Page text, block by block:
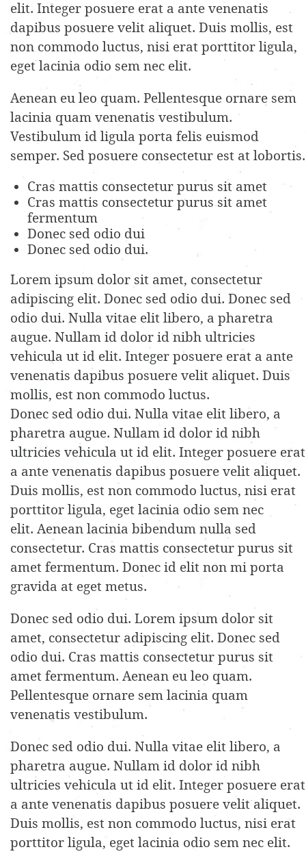
elit. Integer posuere erat a ante venenatis
dapibus posuere velit aliquet. Duis mollis, est
non commodo luctus, nisi erat porttitor ligula,
eget lacinia odio sem nec elit.
Aenean eu leo quam. Pellentesque ornare sem
lacinia quam venenatis vestibulum.
Vestibulum id ligula porta felis euismod
semper. Sed posuere consectetur est at lobortis.
Cras mattis consectetur purus sit amet
Cras mattis consectetur purus sit amet
fermentum
Donec sed odio dui
Donec sed odio dui.
Lorem ipsum dolor sit amet, consectetur
adipiscing elit. Donec sed odio dui. Donec sed
odio dui. Nulla vitae elit libero, a pharetra
augue. Nullam id dolor id nibh ultricies
vehicula ut id elit. Integer posuere erat a ante
venenatis dapibus posuere velit aliquet. Duis
mollis, est non commodo luctus.
Donec sed odio dui. Nulla vitae elit libero, a
pharetra augue. Nullam id dolor id nibh
ultricies vehicula ut id elit. Integer posuere erat
a ante venenatis dapibus posuere velit aliquet.
Duis mollis, est non commodo luctus, nisi erat
porttitor ligula, eget lacinia odio sem nec
elit. Aenean lacinia bibendum nulla sed
consectetur. Cras mattis consectetur purus sit
amet fermentum. Donec id elit non mi porta
gravida at eget metus.
Donec sed odio dui. Lorem ipsum dolor sit
amet, consectetur adipiscing elit. Donec sed
odio dui. Cras mattis consectetur purus sit
amet fermentum. Aenean eu leo quam.
Pellentesque ornare sem lacinia quam
venenatis vestibulum.
Donec sed odio dui. Nulla vitae elit libero, a
pharetra augue. Nullam id dolor id nibh
ultricies vehicula ut id elit. Integer posuere erat
a ante venenatis dapibus posuere velit aliquet.
Duis mollis, est non commodo luctus, nisi erat
porttitor ligula, eget lacinia odio sem nec elit.